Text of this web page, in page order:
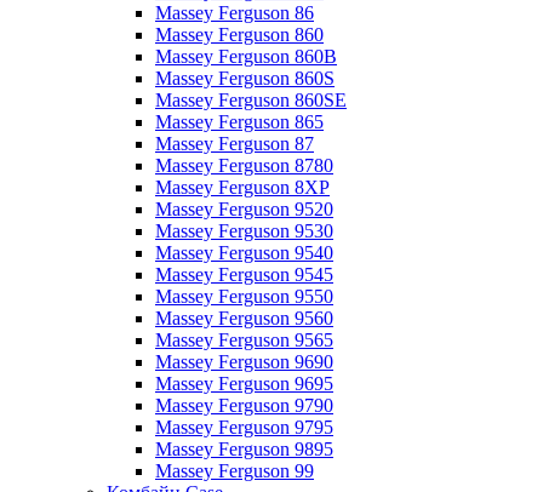
Massey Ferguson 86
Massey Ferguson 860
Massey Ferguson 860B
Massey Ferguson 860S
Massey Ferguson 860SE
Massey Ferguson 865
Massey Ferguson 87
Massey Ferguson 8780
Massey Ferguson 8XP
Massey Ferguson 9520
Massey Ferguson 9530
Massey Ferguson 9540
Massey Ferguson 9545
Massey Ferguson 9550
Massey Ferguson 9560
Massey Ferguson 9565
Massey Ferguson 9690
Massey Ferguson 9695
Massey Ferguson 9790
Massey Ferguson 9795
Massey Ferguson 9895
Massey Ferguson 99